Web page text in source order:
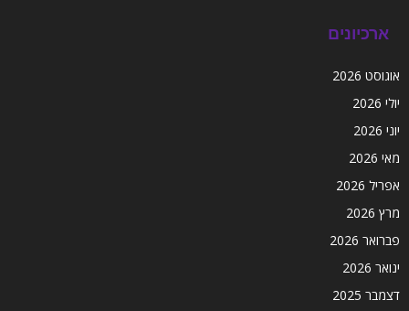
ארכיונים
אוגוסט 2026
יולי 2026
יוני 2026
מאי 2026
אפריל 2026
מרץ 2026
פברואר 2026
ינואר 2026
דצמבר 2025